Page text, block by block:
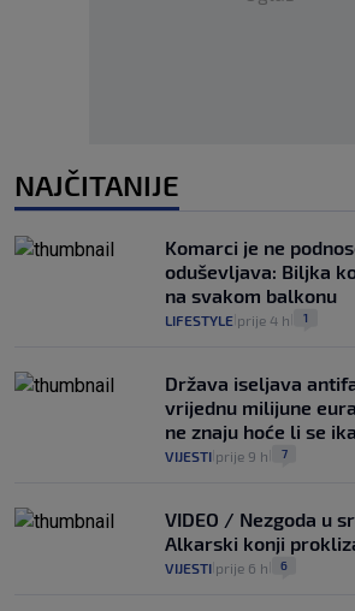
NAJČITANIJE
Komarci je ne
oduševljava: Biljka
na svakom balkonu
LIFESTYLE prije 4 h 1
Država iseljava
vrijednu milijune
ne znaju hoće li se
VIJESTI prije 9 h 7
VIDEO / Nezgoda u
Alkarski konji
VIJESTI prije 6 h 6